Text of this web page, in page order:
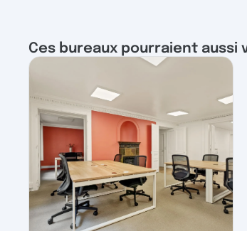
Ces bureaux pourraient aussi